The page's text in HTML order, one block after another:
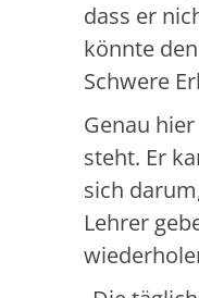
dass er
könnte
Schwere
Genau
steht. Er
sich
Lehrer